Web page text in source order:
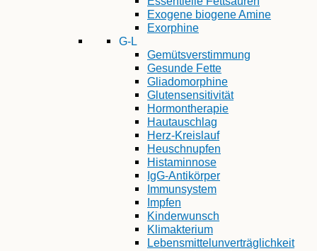
Exogene biogene Amine
Exorphine
G-L
Gemütsverstimmung
Gesunde Fette
Gliadomorphine
Glutensensitivität
Hormontherapie
Hautauschlag
Herz-Kreislauf
Heuschnupfen
Histaminnose
IgG-Antikörper
Immunsystem
Impfen
Kinderwunsch
Klimakterium
Lebensmittelunverträglichkeit